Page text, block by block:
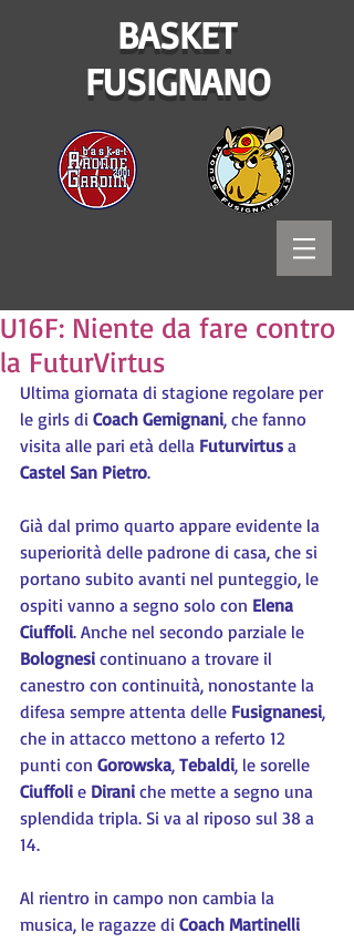
BASKET
FUSIGNANO
U16F: Niente da fare contro
la FuturVirtus
Ultima giornata di stagione regolare per
le girls di Coach Gemignani, che fanno
visita alle pari età della Futurvirtus a
Castel San Pietro.
Già dal primo quarto appare evidente la
superiorità delle padrone di casa, che si
portano subito avanti nel punteggio, le
ospiti vanno a segno solo con Elena
Ciuffoli. Anche nel secondo parziale le
Bolognesi continuano a trovare il
canestro con continuità, nonostante la
difesa sempre attenta delle Fusignanesi,
che in attacco mettono a referto 12
punti con Gorowska, Tebaldi, le sorelle
Ciuffoli e Dirani che mette a segno una
splendida tripla. Si va al riposo sul 38 a
14.
Al rientro in campo non cambia la
musica, le ragazze di Coach Martinelli